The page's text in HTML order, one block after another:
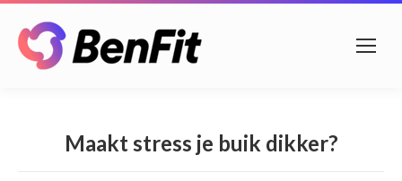
Maakt stress je buik dikker?